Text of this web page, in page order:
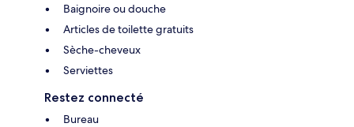
Baignoire ou douche
Articles de toilette gratuits
Sèche-cheveux
Serviettes
Restez connecté
Bureau